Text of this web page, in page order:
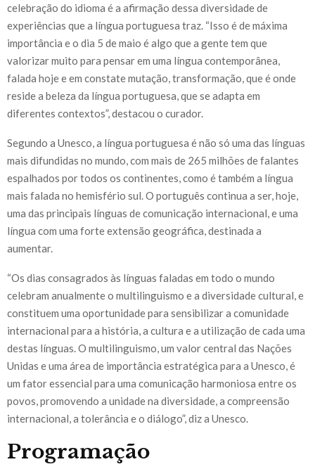
celebração do idioma é a afirmação dessa diversidade de
experiências que a língua portuguesa traz. “Isso é de máxima
importância e o dia 5 de maio é algo que a gente tem que
valorizar muito para pensar em uma língua contemporânea,
falada hoje e em constate mutação, transformação, que é onde
reside a beleza da língua portuguesa, que se adapta em
diferentes contextos”, destacou o curador.
Segundo a Unesco, a língua portuguesa é não só uma das línguas
mais difundidas no mundo, com mais de 265 milhões de falantes
espalhados por todos os continentes, como é também a língua
mais falada no hemisfério sul. O português continua a ser, hoje,
uma das principais línguas de comunicação internacional, e uma
língua com uma forte extensão geográfica, destinada a
aumentar.
“Os dias consagrados às línguas faladas em todo o mundo
celebram anualmente o multilinguismo e a diversidade cultural, e
constituem uma oportunidade para sensibilizar a comunidade
internacional para a história, a cultura e a utilização de cada uma
destas línguas. O multilinguismo, um valor central das Nações
Unidas e uma área de importância estratégica para a Unesco, é
um fator essencial para uma comunicação harmoniosa entre os
povos, promovendo a unidade na diversidade, a compreensão
internacional, a tolerância e o diálogo”, diz a Unesco.
Programação